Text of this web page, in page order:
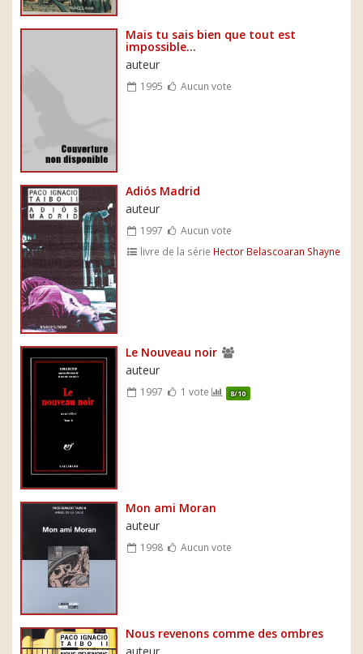
Mais tu sais bien que tout est
impossible...
auteur
1995 Aucun vote
Adiós Madrid
auteur
1997
Aucun vote
livre de la série Hector Belascoaran Shayne
Le Nouveau noir
auteur
1997 1 vote 8/10
Mon ami Moran
auteur
1998 Aucun vote
Nous revenons comme des ombres